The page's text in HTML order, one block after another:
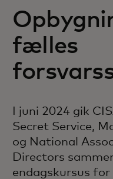
fælles
I juni 2024 gik
Secret Service,
og National
Directors
endagskursus